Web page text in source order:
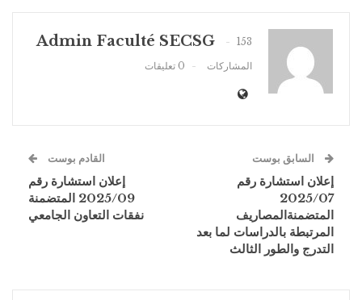
Admin Faculté SECSG
153
المشاركات
0 تعليقات
السابق بوست
إعلان استشارة رقم
2025/07
المتضمنةالمصاريف
المرتبطة بالدراسات لما بعد
التدرج والطور الثالث
القادم بوست
إعلان استشارة رقم
2025/09 المتضمنة
نفقات التعاون الجامعي